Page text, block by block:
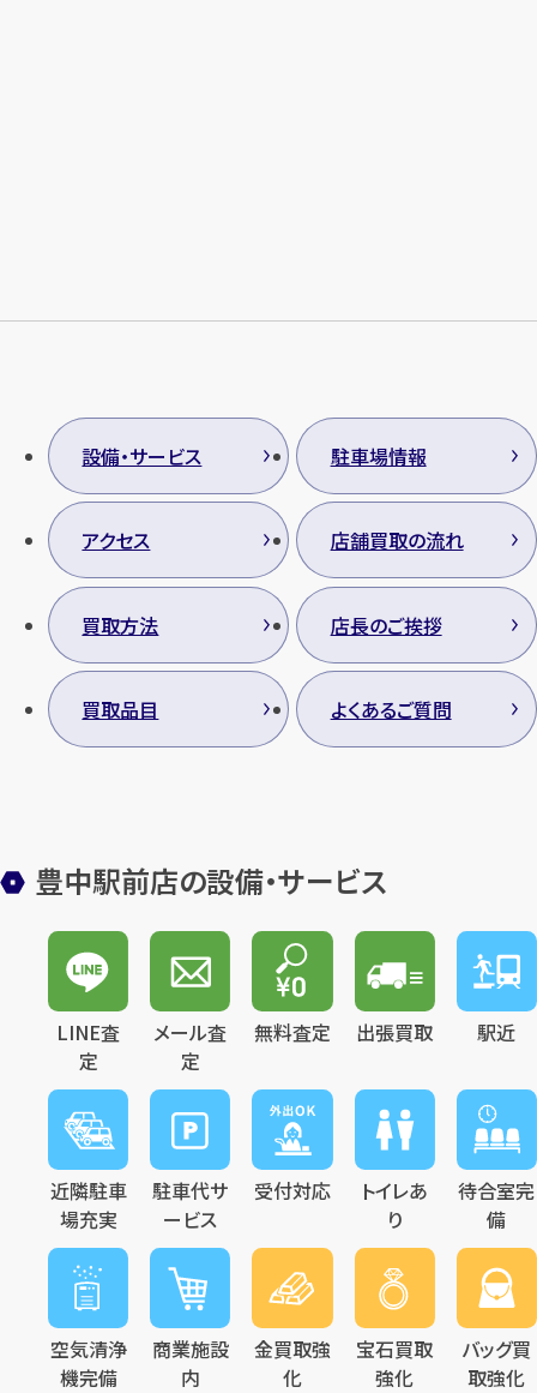
設備・サービス 駐車場情報
アクセス 店舗買取の流れ
買取方法 店長のご挨拶
買取品目 よくあるご質問
豊中駅前店の設備・サービス
LINE査
定
メール査
定
無料査定 出張買取 駅近
近隣駐車
場充実
駐車代サ
ービス
受付対応
トイレあ
り
待合室完
備
空気清浄
機完備
商業施設
内
金買取強
化
宝石買取
強化
バッグ買
取強化